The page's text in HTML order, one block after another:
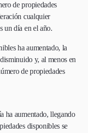
de propiedades
cualquier
un día en el año.
ha aumentado, la
y, al menos en
de propiedades
ha aumentado, llegando
disponibles se